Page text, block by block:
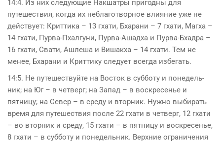
14:4. Из них следующие Накшатры пригодны для
путешествия, когда их неблаготворное влияние уже не
действует: Криттика – 13 гхати, Бхарани – 7 гхати, Магха –
14 гхати, Пурва-Пхалгуни, Пурва-Ашадха и Пурва-Бхадра –
16 гхати, Свати, Ашлеша и Вишакха – 14 гхати. Тем не
менее, Бхарани и Криттику следует всегда избегать.
14:5. Не путешествуйте на Восток в субботу и понедель­
ник; на Юг – в четверг; на Запад – в воскресенье и
пятницу; на Север – в среду и вторник. Нужно выбирать
время для путешествия после 22 гхати в четверг, 12 гхати
– во вторник и среду, 15 гхати – в пятницу и воскресенье,
8 гхати – в субботу и понедельник. Верхние ограничения